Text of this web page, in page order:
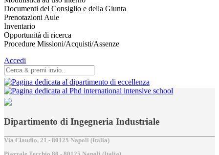
Documenti del Consiglio e della Giunta
Prenotazioni Aule
Inventario
Opportunità di ricerca
Procedure Missioni/Acquisti/Assenze
Accedi
Dipartimento di Ingegneria Industriale
Via Claudio, 21 - 80125 Napoli (Italia)